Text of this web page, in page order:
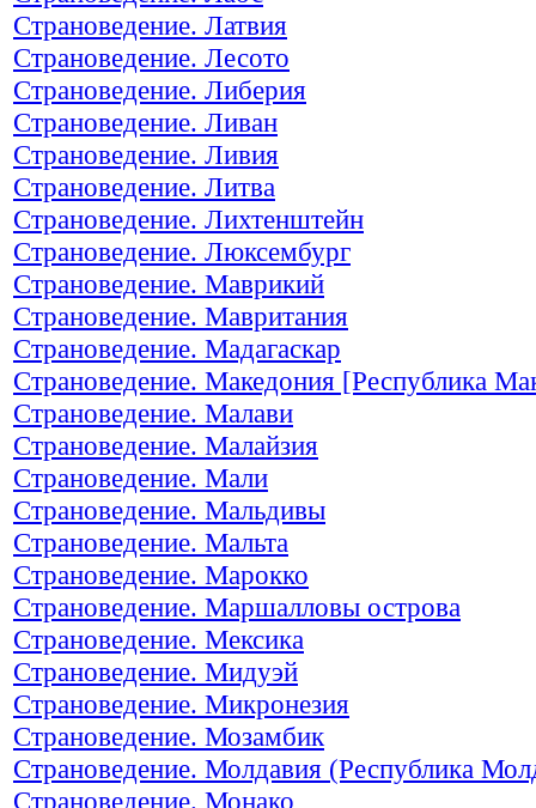
Страноведение. Латвия
Страноведение. Лесото
Страноведение. Либерия
Страноведение. Ливан
Страноведение. Ливия
Страноведение. Литва
Страноведение. Лихтенштейн
Страноведение. Люксембург
Страноведение. Маврикий
Страноведение. Мавритания
Страноведение. Мадагаскар
Страноведение. Македония [Республика
Страноведение. Малави
Страноведение. Малайзия
Страноведение. Мали
Страноведение. Мальдивы
Страноведение. Мальта
Страноведение. Марокко
Страноведение. Маршалловы острова
Страноведение. Мексика
Страноведение. Мидуэй
Страноведение. Микронезия
Страноведение. Мозамбик
Страноведение. Молдавия (Республика
Страноведение. Монако